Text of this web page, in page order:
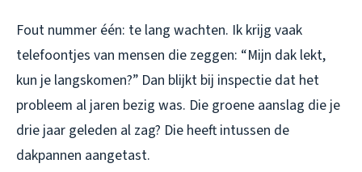
Fout nummer één: te lang wachten. Ik krijg vaak
telefoontjes van mensen die zeggen: “Mijn dak lekt,
kun je langskomen?” Dan blijkt bij inspectie dat het
probleem al jaren bezig was. Die groene aanslag die je
drie jaar geleden al zag? Die heeft intussen de
dakpannen aangetast.